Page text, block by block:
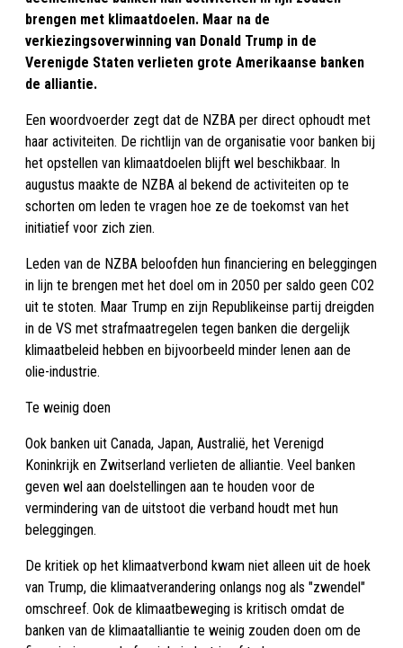
brengen met klimaatdoelen. Maar na de
verkiezingsoverwinning van Donald Trump in de
Verenigde Staten verlieten grote Amerikaanse banken
de alliantie.
Een woordvoerder zegt dat de NZBA per direct ophoudt met
haar activiteiten. De richtlijn van de organisatie voor banken bij
het opstellen van klimaatdoelen blijft wel beschikbaar. In
augustus maakte de NZBA al bekend de activiteiten op te
schorten om leden te vragen hoe ze de toekomst van het
initiatief voor zich zien.
Leden van de NZBA beloofden hun financiering en beleggingen
in lijn te brengen met het doel om in 2050 per saldo geen CO2
uit te stoten. Maar Trump en zijn Republikeinse partij dreigden
in de VS met strafmaatregelen tegen banken die dergelijk
klimaatbeleid hebben en bijvoorbeeld minder lenen aan de
olie-industrie.
Te weinig doen
Ook banken uit Canada, Japan, Australië, het Verenigd
Koninkrijk en Zwitserland verlieten de alliantie. Veel banken
geven wel aan doelstellingen aan te houden voor de
vermindering van de uitstoot die verband houdt met hun
beleggingen.
De kritiek op het klimaatverbond kwam niet alleen uit de hoek
van Trump, die klimaatverandering onlangs nog als "zwendel"
omschreef. Ook de klimaatbeweging is kritisch omdat de
banken van de klimaatalliantie te weinig zouden doen om de